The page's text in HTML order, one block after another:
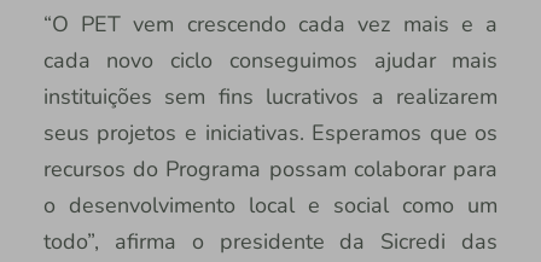
“O PET vem crescendo cada vez mais e a
cada novo ciclo conseguimos ajudar mais
instituições sem fins lucrativos a realizarem
seus projetos e iniciativas. Esperamos que os
recursos do Programa possam colaborar para
o desenvolvimento local e social como um
todo”, afirma o presidente da Sicredi das